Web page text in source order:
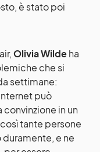
è stato poi
Olivia Wildeha
che si
settimane:
può
in un
tante persone
e ne